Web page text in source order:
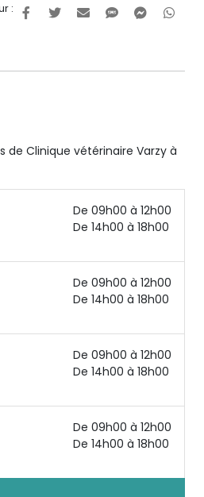
:
de Clinique vétérinaire Varzy à
De 09h00 à 12h00
De 14h00 à 18h00
De 09h00 à 12h00
De 14h00 à 18h00
De 09h00 à 12h00
De 14h00 à 18h00
De 09h00 à 12h00
De 14h00 à 18h00